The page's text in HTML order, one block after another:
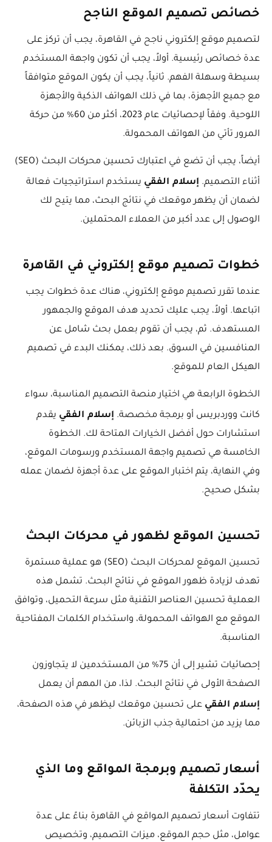
خصائص تصميم الموقع الناجح
لتصميم موقع إلكتروني ناجح في القاهرة، يجب أن تركز على
عدة خصائص رئيسية. أولاً، يجب أن تكون واجهة المستخدم
بسيطة وسهلة الفهم. ثانياً، يجب أن يكون الموقع متوافقاً
مع جميع الأجهزة، بما في ذلك الهواتف الذكية والأجهزة
اللوحية. وفقاً لإحصائيات عام 2023، أكثر من 60% من حركة
المرور تأتي من الهواتف المحمولة.
أيضاً، يجب أن تضع في اعتبارك تحسين محركات البحث (SEO)
أثناء التصميم. إسلام الفقي يستخدم استراتيجيات فعالة
لضمان أن يظهر موقعك في نتائج البحث، مما يتيح لك
الوصول إلى عدد أكبر من العملاء المحتملين.
خطوات تصميم موقع إلكتروني في القاهرة
عندما تقرر تصميم موقع إلكتروني، هناك عدة خطوات يجب
اتباعها. أولاً، يجب عليك تحديد هدف الموقع والجمهور
المستهدف. ثم، يجب أن تقوم بعمل بحث شامل عن
المنافسين في السوق. بعد ذلك، يمكنك البدء في تصميم
الهيكل العام للموقع.
الخطوة الرابعة هي اختيار منصة التصميم المناسبة، سواء
كانت ووردبريس أو برمجة مخصصة. إسلام الفقي يقدم
استشارات حول أفضل الخيارات المتاحة لك. الخطوة
الخامسة هي تصميم واجهة المستخدم ورسومات الموقع،
وفي النهاية، يتم اختبار الموقع على عدة أجهزة لضمان عمله
بشكل صحيح.
تحسين الموقع لظهور في محركات البحث
تحسين الموقع لمحركات البحث (SEO) هو عملية مستمرة
تهدف لزيادة ظهور الموقع في نتائج البحث. تشمل هذه
العملية تحسين العناصر التقنية مثل سرعة التحميل، وتوافق
الموقع مع الهواتف المحمولة، واستخدام الكلمات المفتاحية
المناسبة.
إحصائيات تشير إلى أن 75% من المستخدمين لا يتجاوزون
الصفحة الأولى في نتائج البحث. لذا، من المهم أن يعمل
إسلام الفقي على تحسين موقعك ليظهر في هذه الصفحة،
مما يزيد من احتمالية جذب الزبائن.
أسعار تصميم وبرمجة المواقع وما الذي
يحدّد التكلفة
تتفاوت أسعار تصميم المواقع في القاهرة بناءً على عدة
عوامل، مثل حجم الموقع، ميزات التصميم، وتخصيص